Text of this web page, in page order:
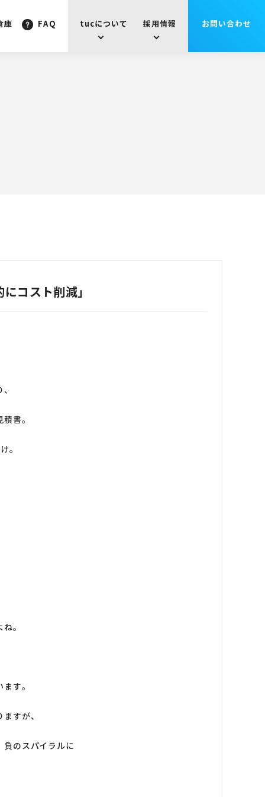
庫 FAQ tucについて 採用情報 お問い合わせ
コスト削減」
書。
。
。
す。
すが、
負のスパイラルに